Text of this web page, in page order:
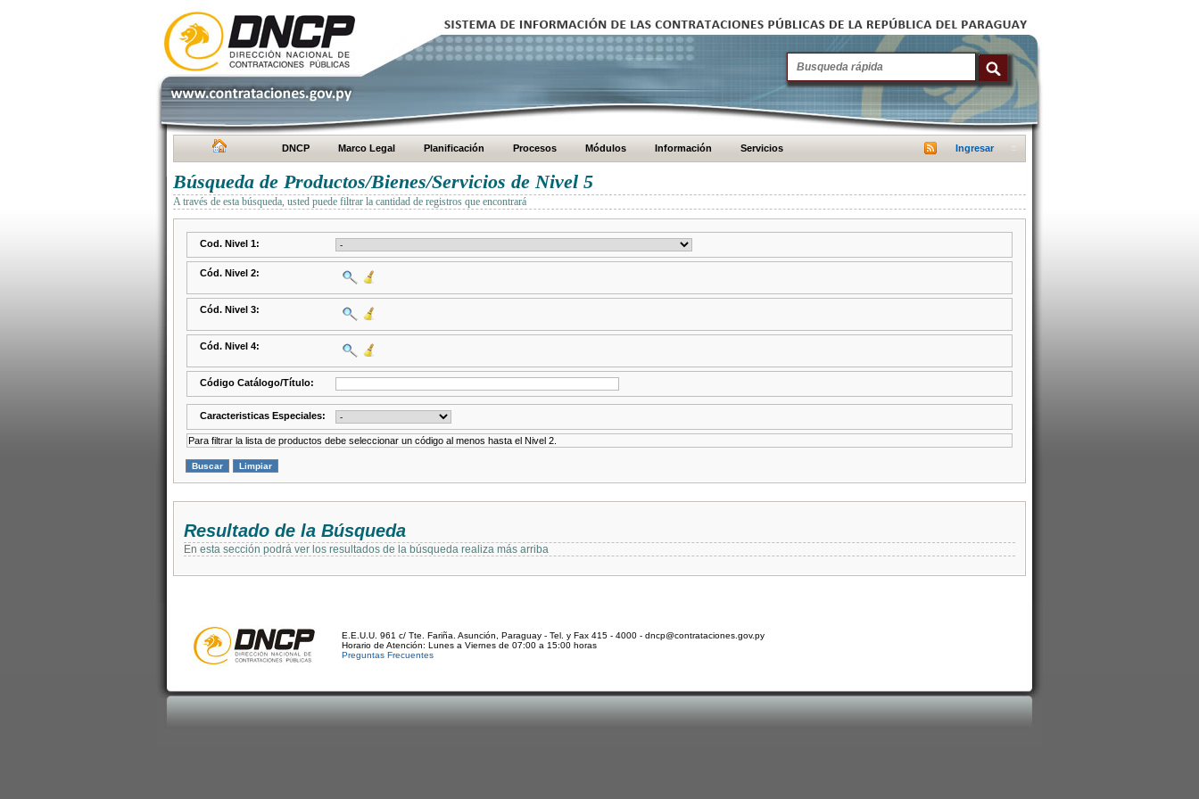
DNCP Marco Legal Planificación Procesos Módulos Información Servicios Ingresar
Búsqueda de Productos/Bienes/Servicios de Nivel 5
A través de esta búsqueda, usted puede filtrar la cantidad de registros que encontrará
Cod. Nivel 1:
Cód. Nivel 2:
Cód. Nivel 3:
Cód. Nivel 4:
Código Catálogo/Título:
Caracteristicas Especiales:
Para filtrar la lista de productos debe seleccionar un código al menos hasta el Nivel 2.
Resultado de la Búsqueda
En esta sección podrá ver los resultados de la búsqueda realiza más arriba
E.E.U.U. 961 c/ Tte. Fariña. Asunción, Paraguay - Tel. y Fax 415 - 4000 - dncp@contrataciones.gov.py
Horario de Atención: Lunes a Viernes de 07:00 a 15:00 horas
Preguntas Frecuentes